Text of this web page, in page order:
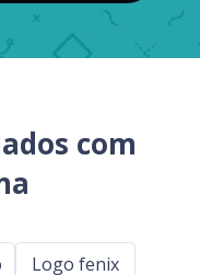
com
Logo fenix